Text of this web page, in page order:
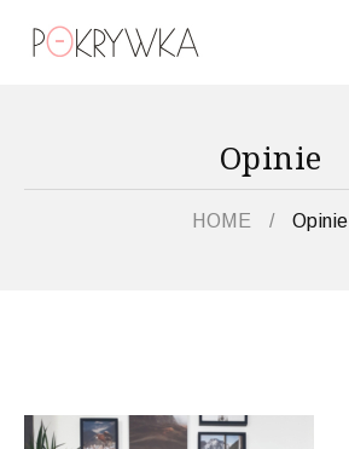
Opinie
HOME / Opinie